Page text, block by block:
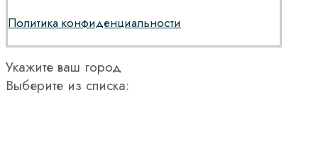
Политика конфиденциальности
Укажите ваш город
Выберите из списка: